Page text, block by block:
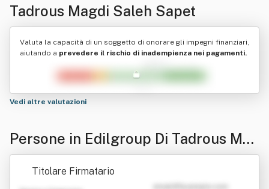
Tadrous Magdi Saleh Sapet
Valuta la capacità di un soggetto di onorare gli impegni finanziari,
aiutando a prevedere il rischio di inadempienza nei pagamenti.
Vedi altre valutazioni
Persone in Edilgroup Di Tadrous Mag
di Saleh Sapet
Titolare Firmatario